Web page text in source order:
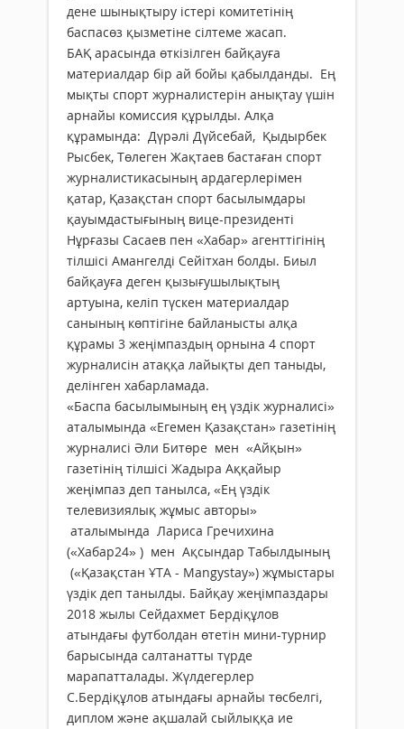
дене шынықтыру істері комитетінің
баспасөз қызметіне сілтеме жасап.
БАҚ арасында өткізілген байқауға
материалдар бір ай бойы қабылданды. Ең
мықты спорт журналистерін анықтау үшін
арнайы комиссия құрылды. Алқа
құрамында: Дүрәлі Дүйсебай, Қыдырбек
Рысбек, Төлеген Жақтаев бастаған спорт
журналистикасының ардагерлерімен
қатар, Қазақстан спорт басылымдары
қауымдастығының вице-президенті
Нұрғазы Сасаев пен «Хабар» агенттігінің
тілшісі Амангелді Сейітхан болды. Биыл
байқауға деген қызығушылықтың
артуына, келіп түскен материалдар
санының көптігіне байланысты алқа
құрамы 3 жеңімпаздың орнына 4 спорт
журналисін атаққа лайықты деп таныды,
делінген хабарламада.
«Баспа басылымының ең үздік журналисі»
аталымында «Егемен Қазақстан» газетінің
журналисі Әли Битөре мен «Айқын»
газетінің тілшісі Жадыра Аққайыр
жеңімпаз деп танылса, «Ең үздік
телевизиялық жұмыс авторы»
аталымында Лариса Гречихина
(«Хабар24» ) мен Ақсындар Табылдының
(«Қазақстан ҰТА - Mangystay») жұмыстары
үздік деп танылды. Байқау жеңімпаздары
2018 жылы Сейдахмет Бердіқұлов
атындағы футболдан өтетін мини-турнир
барысында салтанатты түрде
марапатталады. Жүлдегерлер
С.Бердіқұлов атындағы арнайы төсбелгі,
диплом және ақшалай сыйлыққа ие